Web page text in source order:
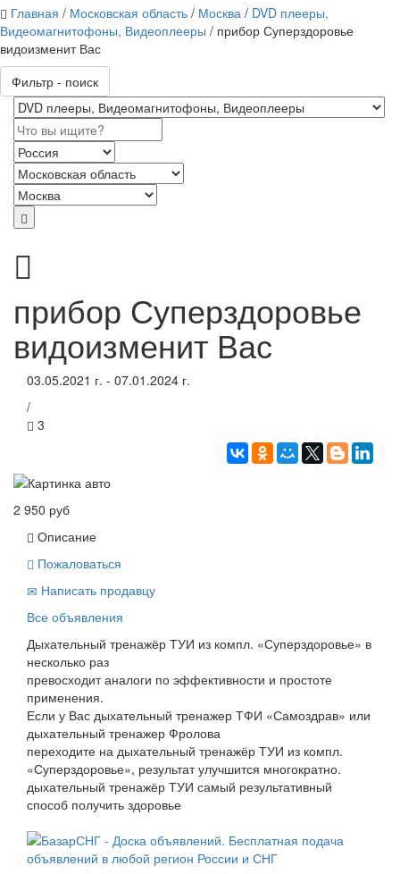
Главная / Московская область / Москва / DVD плееры,
Видеомагнитофоны, Видеоплееры / прибор Суперздоровье
видоизменит Вас
Фильтр - поиск
прибор Суперздоровье
видоизменит Вас
03.05.2021 г. - 07.01.2024 г.
/
3
2 950 руб
Описание
Пожаловаться
Написать продавцу
Все объявления
Дыхательный тренажёр ТУИ из компл. «Суперздоровье» в
несколько раз
превосходит аналоги по эффективности и простоте
применения.
Если у Вас дыхательный тренажер ТФИ «Самоздрав» или
дыхательный тренажер Фролова
переходите на дыхательный тренажёр ТУИ из компл.
«Суперздоровье», результат улучшится многократно.
дыхательный тренажёр ТУИ самый результативный
способ получить здоровье